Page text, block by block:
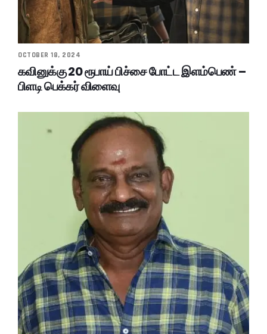
OCTOBER 18, 2024
கவினுக்கு 20 ரூபாய் பிச்சை போட்ட இளம்பெண் –
பிளடி பெக்கர் விளைவு